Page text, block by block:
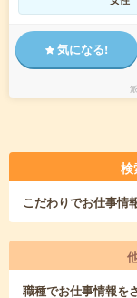
気になる!
検
こだわりでお仕事情
職種でお仕事情報を